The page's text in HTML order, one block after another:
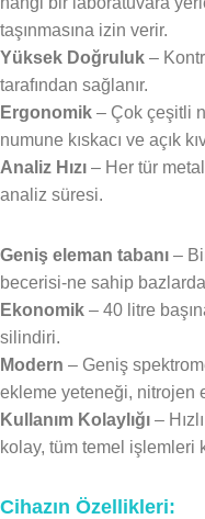
taşınmasına izin verir.
Yüksek Doğruluk –
tarafından sağlanır.
Ergonomik – Çok çeşitli
numune kıskacı ve açık
Analiz Hızı – Her tür
analiz süresi.
Geniş eleman tabanı –
becerisi-ne sahip
Ekonomik – 40 litre
silindiri.
Modern – Geniş
ekleme yeteneği, nitrojen
Kullanım Kolaylığı –
kolay, tüm temel işlemleri
Cihazın Özellikleri: